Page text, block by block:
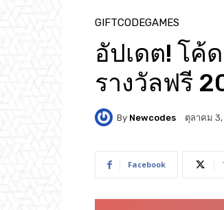
GIFTCODEGAMES
อัปเดต! โค้
รางวัลฟรี
By Newcodes ตุลาคม
Facebook